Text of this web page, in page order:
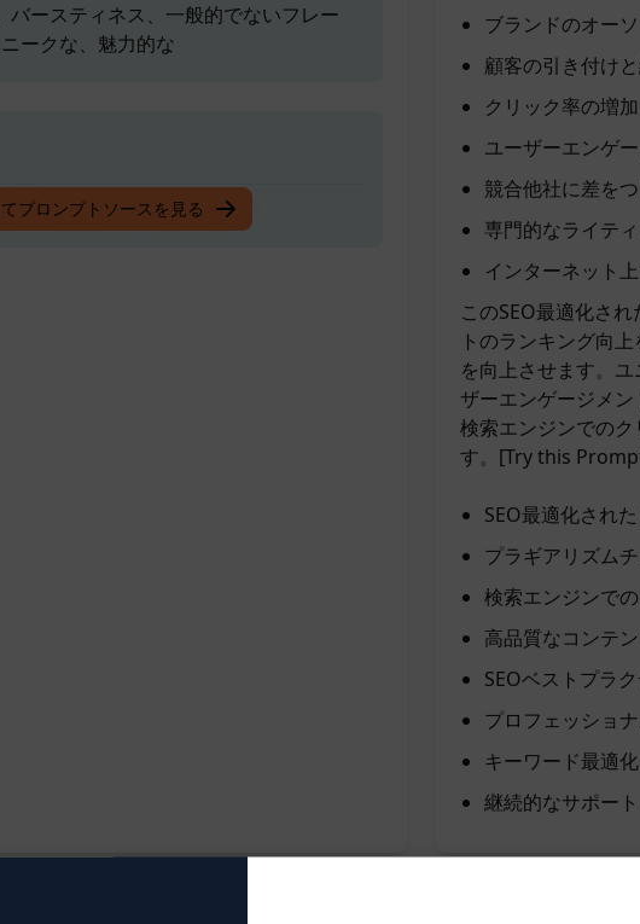
ースティネス、一般的でないフレー
ークな、魅力的な
アリズムフリーなライター
プロンプトソースを見る
ブランドのオー
顧客の引き付け
クリック率の増加
ユーザーエンゲ
競合他社に差を
専門的なライテ
インターネット
このSEO最適化さ
トのランキング向
を向上させます。
ザーエンゲージメン
検索エンジンでの
す。[Try this
SEO最適化され
プラギアリズム
検索エンジンで
高品質なコンテ
SEOベストプラ
プロフェッショ
キーワード最適
継続的なサポー